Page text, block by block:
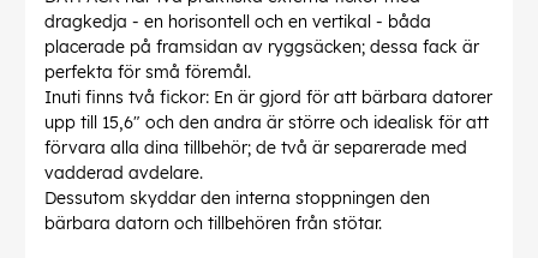
dragkedja - en horisontell och en vertikal - båda
placerade på framsidan av ryggsäcken; dessa fack är
perfekta för små föremål.
Inuti finns två fickor: En är gjord för att bärbara datorer
upp till 15,6" och den andra är större och idealisk för att
förvara alla dina tillbehör; de två är separerade med
vadderad avdelare.
Dessutom skyddar den interna stoppningen den
bärbara datorn och tillbehören från stötar.